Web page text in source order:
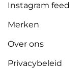
Instagram feed
Merken
Over ons
Privacybeleid